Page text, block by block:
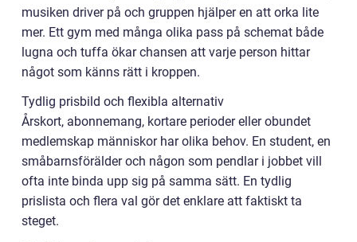
musiken driver på och gruppen hjälper en att orka lite
mer. Ett gym med många olika pass på schemat både
lugna och tuffa ökar chansen att varje person hittar
något som känns rätt i kroppen.
Tydlig prisbild och flexibla alternativ
Årskort, abonnemang, kortare perioder eller obundet
medlemskap människor har olika behov. En student, en
småbarnsförälder och någon som pendlar i jobbet vill
ofta inte binda upp sig på samma sätt. En tydlig
prislista och flera val gör det enklare att faktiskt ta
steget.